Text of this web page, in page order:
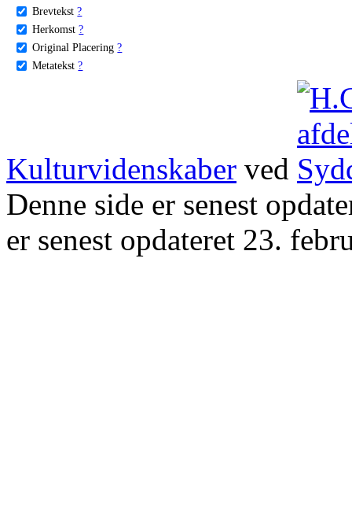
Brevtekst ?
Herkomst ?
Original Placering ?
Metatekst ?
Kulturvidenskaber ved
Denne side er senest
er senest opdateret 23.